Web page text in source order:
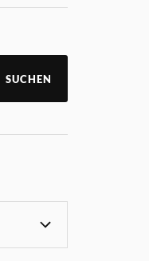
SUCHEN